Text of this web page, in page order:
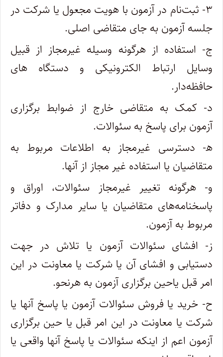
۳- ثبت‌نام در آزمون با هویت مجعول یا شرکت در
جلسه آزمون به جای متقاضی اصلی.
ج- استفاده از هرگونه وسیله غیرمجاز از قبیل
وسایل ارتباط الکترونیکی و دستگاه های
حافظه‌دار.
د- کمک به متقاضی خارج از ضوابط برگزاری
آزمون برای پاسخ به سئوالات.
ه‍- دسترسی غیرمجاز به اطلاعات مربوط به
متقاضیان یا استفاده غیر مجاز از آنها.
و- هرگونه تغییر غیرمجاز سئوالات، اوراق و
پاسخنامه‌های متقاضیان یا سایر مدارک و دفاتر
مربوط به آزمون.
ز- افشای سئوالات آزمون یا تلاش در جهت
دستیابی و افشای آن یا شرکت یا معاونت در این
امر قبل یاحین برگزاری آزمون به هرنحو.
ح- خرید یا فروش سئوالات آزمون یا پاسخ آنها یا
شرکت یا معاونت در این امر قبل یا حین برگزاری
آزمون اعم از اینکه سئوالات یا پاسخ آنها واقعی یا